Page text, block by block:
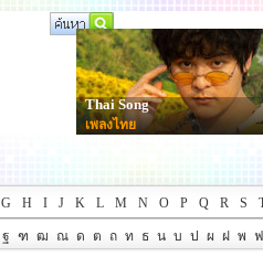
Thai Song
เพลงไทย
G H I J K L M N O P Q R S
ฐ ฑ ฒ ณ ด ต ถ ท ธ น บ ป ผ ฝ พ ฟ